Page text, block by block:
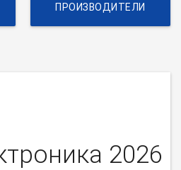
ПРОИЗВОДИТЕЛИ
2026